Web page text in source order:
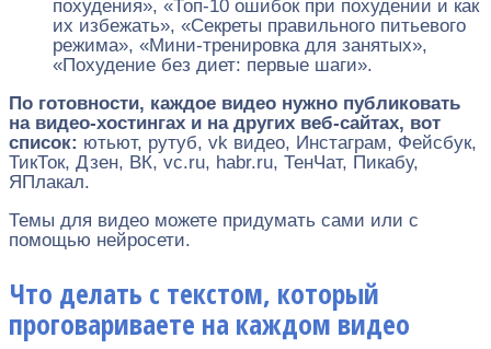
похудения», «Топ-10 ошибок при похудении и как
их избежать», «Секреты правильного питьевого
режима», «Мини-тренировка для занятых»,
«Похудение без диет: первые шаги».
По готовности, каждое видео нужно публиковать
на видео-хостингах и на других веб-сайтах, вот
список: ютьют, рутуб, vk видео, Инстаграм, Фейсбук,
ТикТок, Дзен, ВК, vc.ru, habr.ru, ТенЧат, Пикабу,
ЯПлакал.
Темы для видео можете придумать сами или с
помощью нейросети.
Что делать с текстом, который
проговариваете на каждом видео